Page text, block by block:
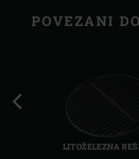
POVEZANI
LITOŽELEZNA